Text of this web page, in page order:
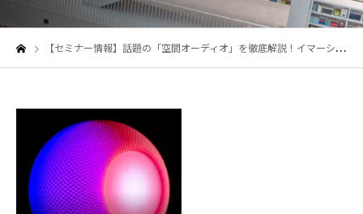
【セミナー情報】話題の「空間オーディオ」を徹底解説！イマーシブオーディオがもたらす新たな可能性とは？